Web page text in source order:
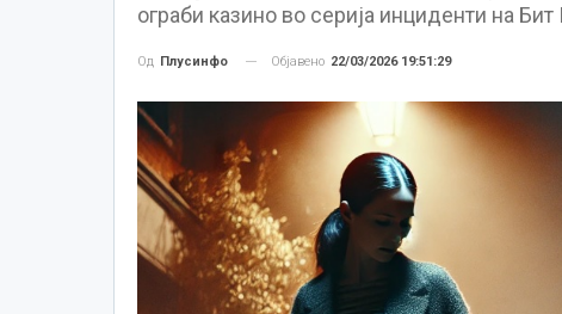
ограби казино во серија инциденти на Бит
Од Плусинфо Објавено 22/03/2026 19:51:29